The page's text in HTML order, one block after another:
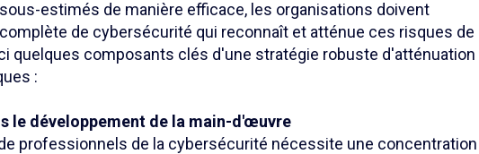
estimés de manière efficace, les organisations doivent
de cybersécurité qui reconnaît et atténue ces risques de
quelques composants clés d'une stratégie robuste d'atténuation
:
le développement de la main-d'œuvre
professionnels de la cybersécurité nécessite une concentration